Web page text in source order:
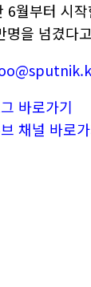
6월부터 시
을 넘겼다
바로가기
채널 바로